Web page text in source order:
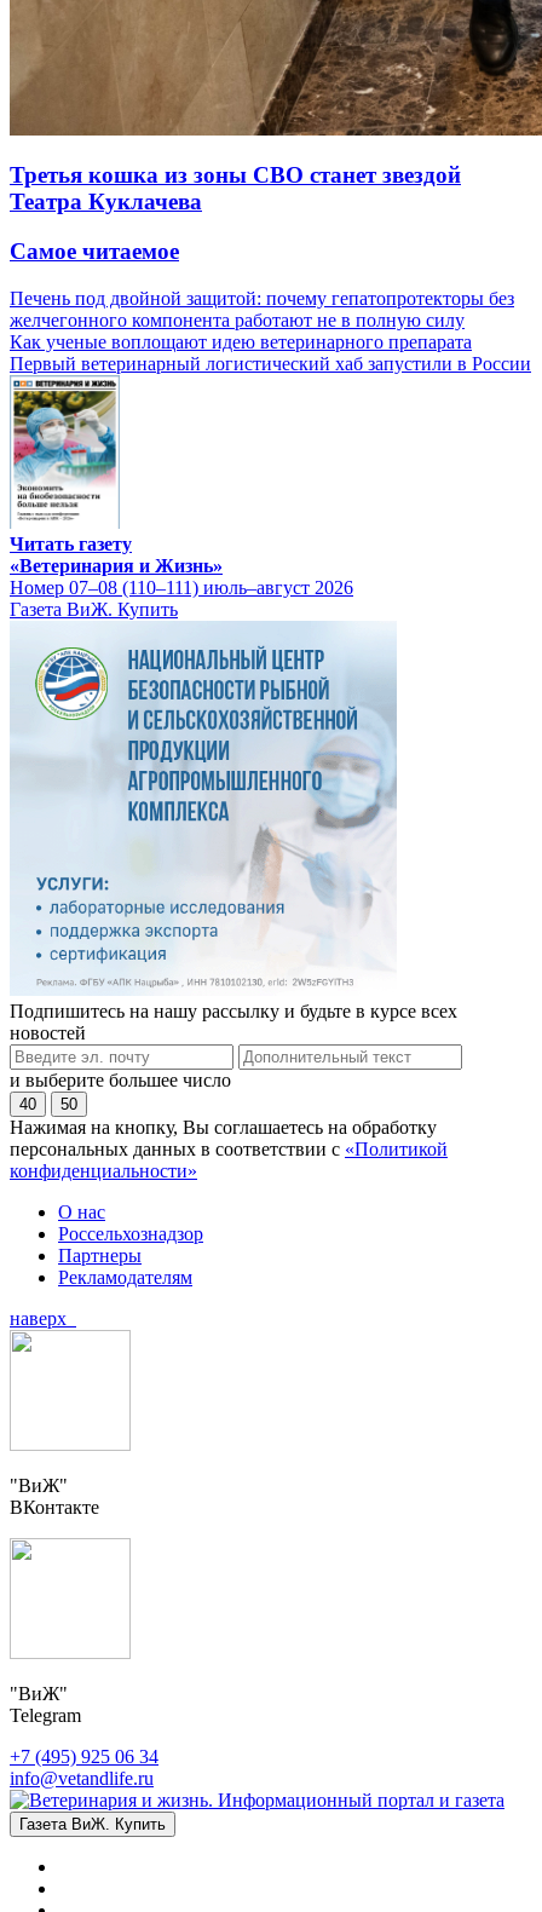
Третья кошка из зоны СВО станет звездой
Театра Куклачева
Самое читаемое
Печень под двойной защитой: почему гепатопротекторы без
желчегонного компонента работают не в полную силу
Как ученые воплощают идею ветеринарного препарата
Первый ветеринарный логистический хаб запустили в России
Читать газету
«Ветеринария и Жизнь»
Номер 07–08 (110–111) июль–август 2026
Газета ВиЖ. Купить
Подпишитесь на нашу рассылку и будьте в курсе всех
новостей
и выберите большее число
40 50
Нажимая на кнопку, Вы соглашаетесь на обработку
персональных данных в соответствии с «Политикой
конфиденциальности»
О нас
Россельхознадзор
Партнеры
Рекламодателям
наверх
"ВиЖ"
ВКонтакте
"ВиЖ"
Telegram
+7 (495) 925 06 34
info@vetandlife.ru
Газета ВиЖ. Купить